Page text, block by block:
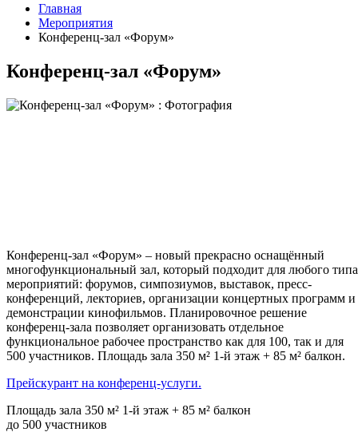
Главная
Мероприятия
Конференц-зал «Форум»
Конференц-зал «Форум»
Конференц-зал «Форум» – новый прекрасно оснащённый
многофункциональный зал, который подходит для любого типа
мероприятий: форумов, симпозиумов, выставок, пресс-
конференций, лекториев, организации концертных программ и
демонстрации кинофильмов. Планировочное решение
конференц-зала позволяет организовать отдельное
функциональное рабочее пространство как для 100, так и для
500 участников. Площадь зала 350 м² 1-й этаж + 85 м² балкон.
Прейскурант на конференц-услуги.
Площадь зала 350 м² 1-й этаж + 85 м² балкон
до 500 участников